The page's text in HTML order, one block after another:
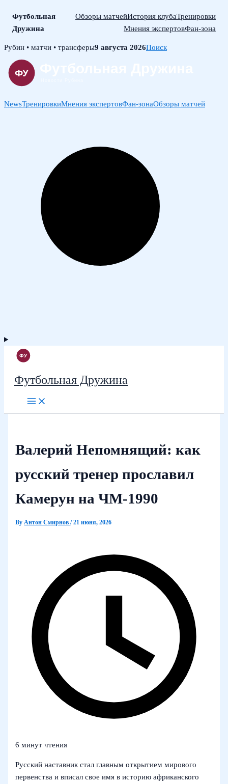
Футбольная
Дружина
Обзоры матчейИстория клубаТренировки
Мнения экспертовФан-зона
Skip
content
Рубин • матчи • трансферы9 августа 2026Поиск
NewsТренировкиМнения экспертовФан-зонаОбзоры матчей
Футбольная Дружина
Валерий Непомнящий: как
русский тренер прославил
Камерун на ЧМ-1990
ByАнтон Смирнов/21 июня, 2026
6 минут чтения
Русский наставник стал главным открытием мирового
первенства и вписал свое имя в историю африканского